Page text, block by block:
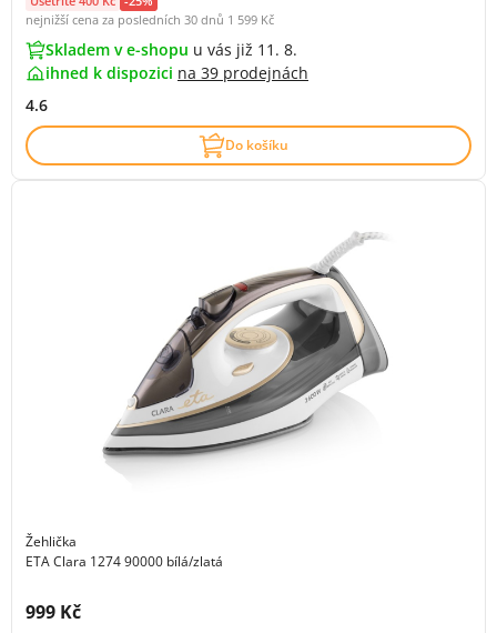
nejnižší cena za posledních 30 dnů 1 599 Kč
Skladem v e-shopu u vás již 11. 8.
ihned k dispozici na 39 prodejnách
4.6
Do košíku
Žehlička
ETA Clara 1274 90000 bílá/zlatá
Cena s DPH:
999 Kč